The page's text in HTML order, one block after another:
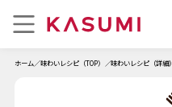
ホーム 味わいレシピ（TOP） 味わいレシピ（詳細）